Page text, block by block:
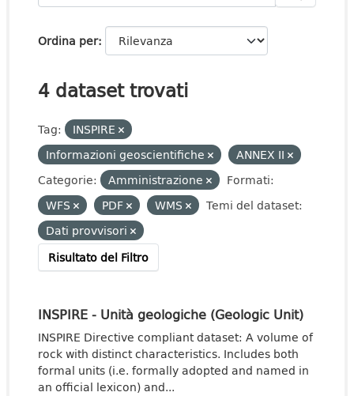
Ordina per
4 dataset trovati
Tag:
INSPIRE
Informazioni geoscientifiche
ANNEX II
Categorie:
Amministrazione
Formati:
WFS
PDF WMS
Temi del dataset:
Dati provvisori
Risultato del Filtro
INSPIRE - Unità geologiche (Geologic Unit)
INSPIRE Directive compliant dataset: A volume of
rock with distinct characteristics. Includes both
formal units (i.e. formally adopted and named in
an official lexicon) and...